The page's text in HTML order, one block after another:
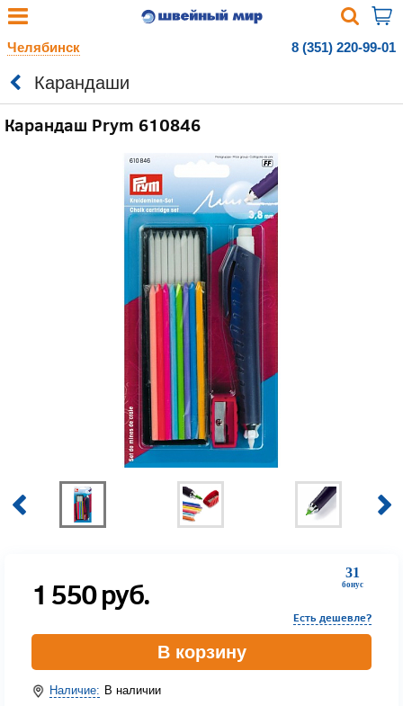
Челябинск 8 (351) 220-99-01
Карандаши
Карандаш Prym 610846
31
бонус
1 550руб.
Есть дешевле?
В корзину
Наличие: В наличии